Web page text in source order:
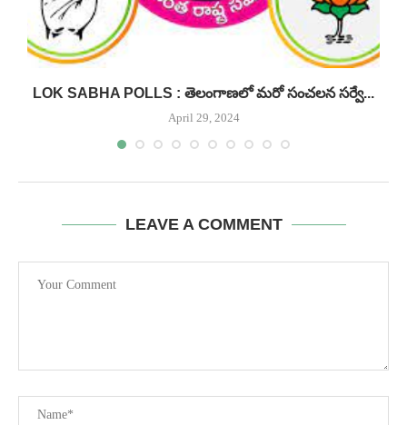
LOK SABHA POLLS : తెలంగాణలో మరో సంచలన సర్వే...
April 29, 2024
LEAVE A COMMENT